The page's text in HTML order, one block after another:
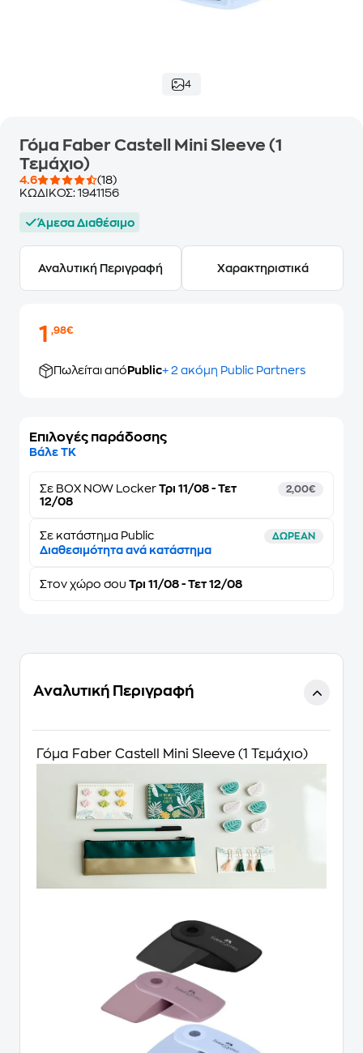
4
Γόμα Faber Castell Mini Sleeve (1
Τεμάχιο)
4.6
(18)
ΚΩΔΙΚΟΣ: 1941156
Άμεσα Διαθέσιμο
Αναλυτική Περιγραφή Χαρακτηριστικά
1,98€
Πωλείται από Public+ 2 ακόμη Public Partners
Επιλογές παράδοσης
Βάλε ΤΚ
Σε BOX NOW Locker Τρι 11/08 - Τετ
12/08
2,00€
Σε κατάστημα Public ΔΩΡΕΑΝ
Διαθεσιμότητα ανά κατάστημα
Στον χώρο σου Τρι 11/08 - Τετ 12/08
Αναλυτική Περιγραφή
Γόμα Faber Castell Mini Sleeve (1 Τεμάχιο)